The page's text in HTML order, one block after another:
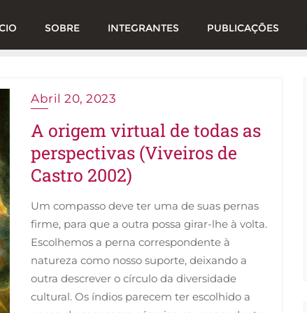
SOBRE INTEGRANTES PUBLICAÇÕES
Abril 20, 2023
A origem virtual de todas as
perspectivas (Viveiros de
Castro 2002)
Um compasso deve ter uma de suas pernas
firme, para que a outra possa girar-lhe à volta.
Escolhemos a perna correspondente à
natureza como nosso suporte, deixando a
outra descrever o círculo da diversidade
cultural. Os índios parecem ter escolhido a